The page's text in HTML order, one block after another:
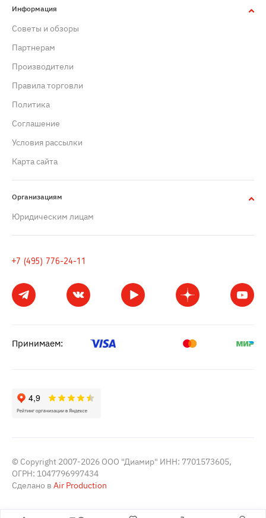
Информация
Советы и обзоры
Партнерам
Производители
Правила торговли
Политика
Cоглашение
Условия рассылки
Карта сайта
Организациям
Юридическим лицам
+7 (495) 776-24-11
Принимаем:
© Copyright 2007-2026 ООО "Диамир" ИНН: 7701573605,
ОГРН: 1047796997434
Сделано в Air Production